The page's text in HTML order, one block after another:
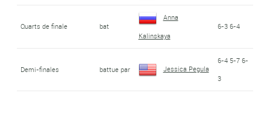
Quarts de finale bat
Anna
Kalinskaya
6-3 6-4
Demi-finales battue par Jessica Pegula
6-4 5-7 6-
3